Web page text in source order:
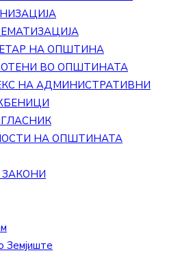
НА ОПШТИНА
ВО ОПШТИНАТА
НА АДМИНИСТРАТИВНИ
НА ОПШТИНАТА
Земјиште